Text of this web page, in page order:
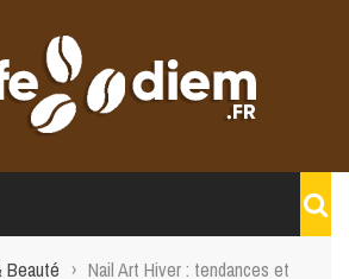
Beauté › Nail Art Hiver : tendances et